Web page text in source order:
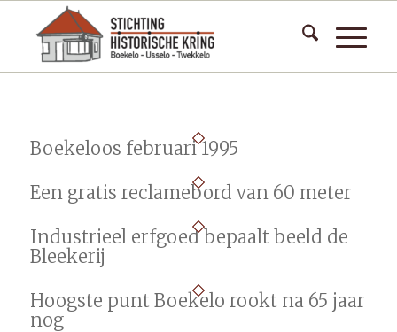
Boekeloos februari 1995
Een gratis reclamebord van 60 meter
Industrieel erfgoed bepaalt beeld de
Bleekerij
Hoogste punt Boekelo rookt na 65 jaar
nog